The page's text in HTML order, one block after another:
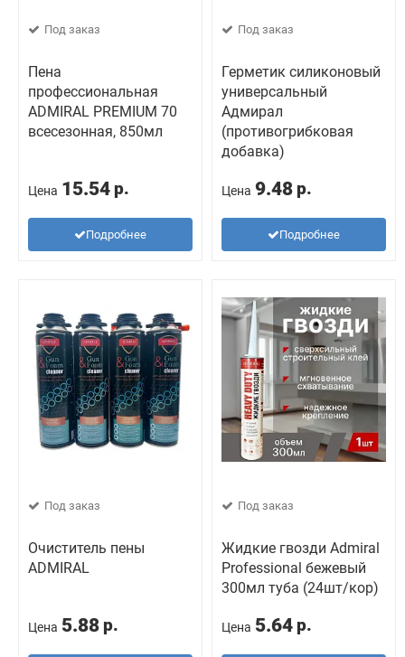
Под заказ
Пена
профессиональная
ADMIRAL PREMIUM 70
всесезонная, 850мл
Цена 15.54 р.
Подробнее
Под заказ
Герметик силиконовый
универсальный
Адмирал
(противогрибковая
добавка)
Цена 9.48 р.
Подробнее
Под заказ
Очиститель пены
ADMIRAL
Цена 5.88 р.
Под заказ
Жидкие гвозди Admiral
Professional бежевый
300мл туба (24шт/кор)
Цена 5.64 р.